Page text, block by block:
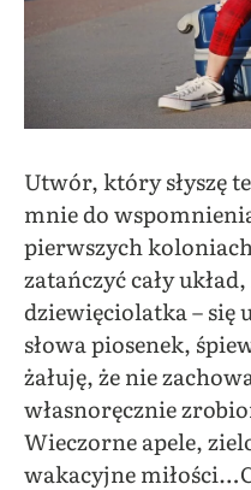
Utwór, który słyszę
mnie do
pierwszych
zatańczyć cały
dziewięciolatka – się
słowa piosenek,
żałuję, że nie
własnoręcznie
Wieczorne apele,
wakacyjne